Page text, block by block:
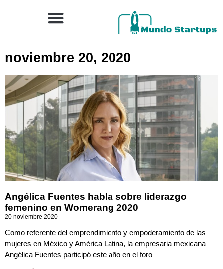
noviembre 20, 2020
Angélica Fuentes habla sobre liderazgo
femenino en Womerang 2020
20 noviembre 2020
Como referente del emprendimiento y empoderamiento de las
mujeres en México y América Latina, la empresaria mexicana
Angélica Fuentes participó este año en el foro